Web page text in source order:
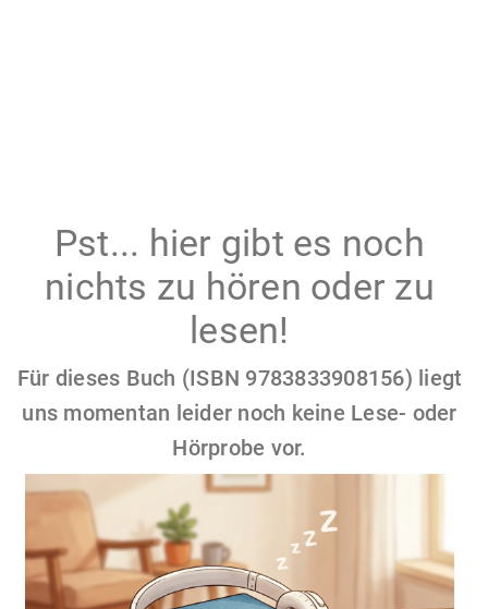
Pst... hier gibt es noch
nichts zu hören oder zu
lesen!
Für dieses Buch (ISBN 9783833908156) liegt
uns momentan leider noch keine Lese- oder
Hörprobe vor.